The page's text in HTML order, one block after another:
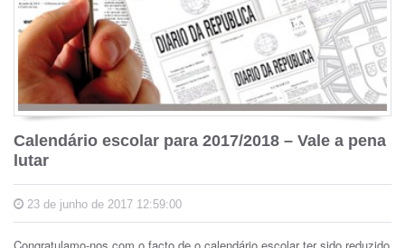
Calendário escolar para 2017/2018 – Vale a pena
lutar
23 de junho de 2017 12:59:00